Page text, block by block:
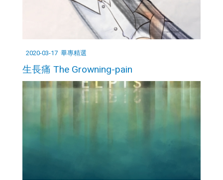
2020-03-17 畢專精選
生長痛 The Growning-pain